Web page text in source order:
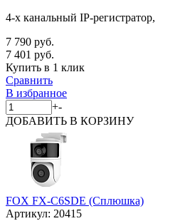
4-х канальный IP-регистратор,
7 790 руб.
7 401 руб.
Купить в 1 клик
Сравнить
В избранное
+-
ДОБАВИТЬ В КОРЗИНУ
FOX FX-C6SDE (Сплюшка)
Артикул: 20415